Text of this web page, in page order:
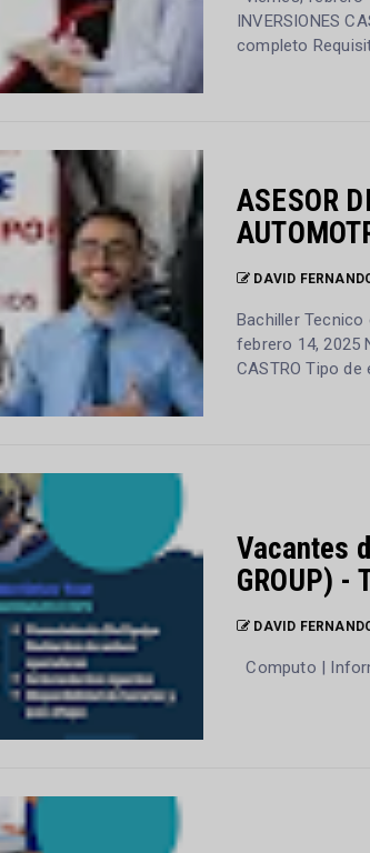
INVERSIONES
completo
ASESOR
DAVID
Bachiller
febrero 14, 2025
CASTRO Tipo
Vacantes
GROUP) -
DAVID
Computo |